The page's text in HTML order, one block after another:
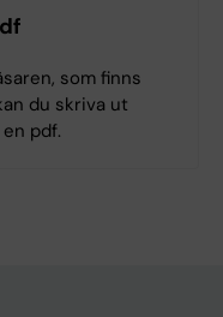
som finns
du skriva ut
pdf.